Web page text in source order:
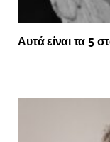
Αυτά είναι τα 5